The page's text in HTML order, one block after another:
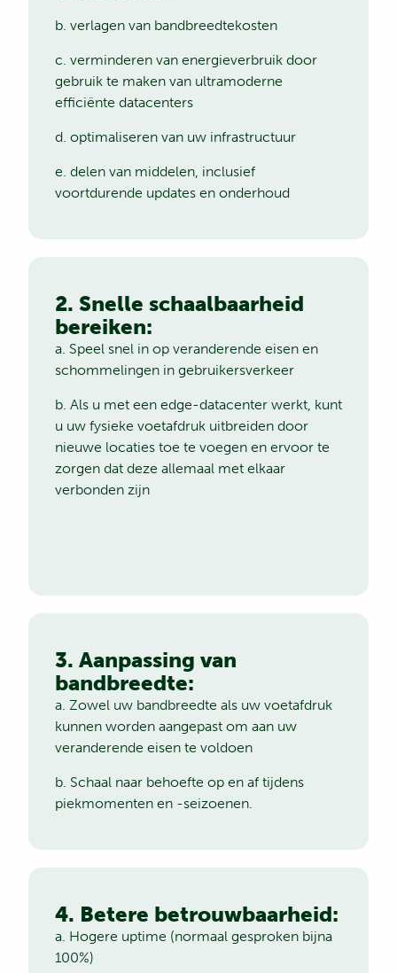
b. verlagen van bandbreedtekosten
c. verminderen van energieverbruik door
gebruik te maken van ultramoderne
efficiënte datacenters
d. optimaliseren van uw infrastructuur
e. delen van middelen, inclusief
voortdurende updates en onderhoud
2. Snelle schaalbaarheid
bereiken:
a. Speel snel in op veranderende eisen en
schommelingen in gebruikersverkeer
b. Als u met een edge-datacenter werkt, kunt
u uw fysieke voetafdruk uitbreiden door
nieuwe locaties toe te voegen en ervoor te
zorgen dat deze allemaal met elkaar
verbonden zijn
3. Aanpassing van
bandbreedte:
a. Zowel uw bandbreedte als uw voetafdruk
kunnen worden aangepast om aan uw
veranderende eisen te voldoen
b. Schaal naar behoefte op en af tijdens
piekmomenten en -seizoenen.
4. Betere betrouwbaarheid:
a. Hogere uptime (normaal gesproken bijna
100%)